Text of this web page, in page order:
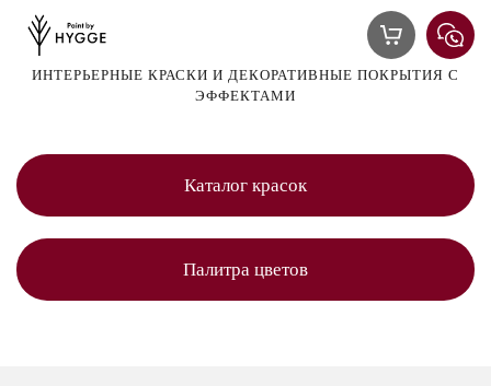
ИНТЕРЬЕРНЫЕ КРАСКИ И ДЕКОРАТИВНЫЕ ПОКРЫТИЯ С
ЭФФЕКТАМИ
Каталог красок
Палитра цветов